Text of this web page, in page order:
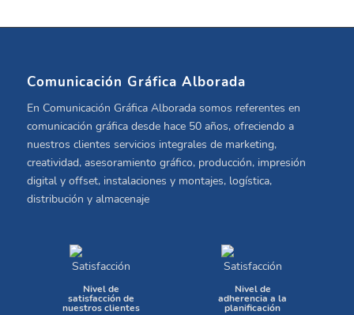
Comunicación Gráfica Alborada
En Comunicación Gráfica Alborada somos referentes en
comunicación gráfica desde hace 50 años, ofreciendo a
nuestros clientes servicios integrales de marketing,
creatividad, asesoramiento gráfico, producción, impresión
digital y offset, instalaciones y montajes, logística,
distribución y almacenaje
Nivel de
satisfacción de
nuestros clientes
Nivel de
adherencia a la
planificación